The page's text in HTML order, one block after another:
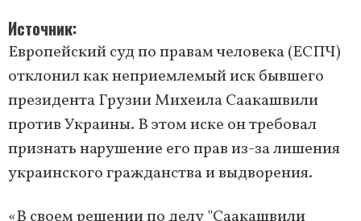
Источник
Европейский суд по правам человека (ЕСПЧ)
отклонил как неприемлемый иск бывшего
президента Грузии Михеила Саакашвили
против Украины. В этом иске он требовал
признать нарушение его прав из-за лишения
украинского гражданства и выдворения.